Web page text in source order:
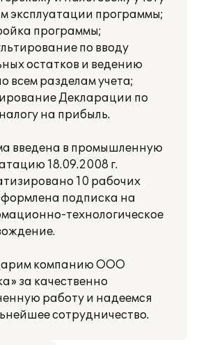
эксплуатации программы;
программы;
по вводу
остатков и ведению
всем разделам учета;
Декларации по
на прибыль.
введена в промышленную
18.09.2008 г.
10 рабочих
подписка на
технологическое
компанию ООО
за качественно
работу и надеемся
сотрудничество.